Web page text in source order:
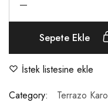
Sepete Ekle
İstek listesine ekle
Category:
Terrazo Karo